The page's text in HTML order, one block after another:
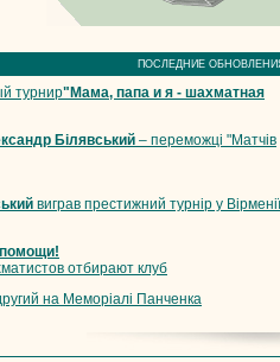
ПОСЛЕДНИЕ
турнир"Мама, папа и я - шахматная
Білявський – переможці "Матчів
виграв престижний турнір у Вірменії
отбирают клуб
на Меморіалі Панченка